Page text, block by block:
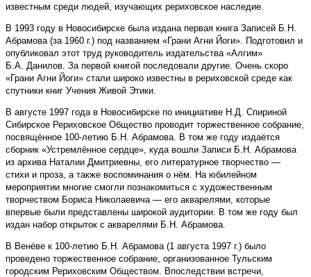
известным среди людей, изучающих рериховское наследие.
В 1993 году в Новосибирске была издана первая книга Записей Б.Н.
Абрамова (за 1960 г.) под названием «Грани Агни Йоги». Подготовил и
опубликовал этот труд руководитель издательства «Алгим»
Б.А. Данилов. За первой книгой последовали другие. Очень скоро
«Грани Агни Йоги» стали широко известны в рериховской среде как
спутники книг Учения Живой Этики.
В августе 1997 года в Новосибирске по инициативе Н.Д. Спириной
Сибирское Рериховское Общество проводит торжественное собрание,
посвящённое 100-летию Б.Н. Абрамова. В том же году издаётся
сборник «Устремлённое сердце», куда вошли Записи Б.Н. Абрамова
из архива Наталии Дмитриевны, его литературное творчество —
стихи и проза, а также воспоминания о нём. На юбилейном
мероприятии многие смогли познакомиться с художественным
творчеством Бориса Николаевича — его акварелями, которые
впервые были представлены широкой аудитории. В том же году был
издан набор открыток с акварелями Б.Н. Абрамова.
В Венёве к 100-летию Б.Н. Абрамова (1 августа 1997 г.) было
проведено торжественное собрание, организованное Тульским
городским Рериховским Обществом. Впоследствии встречи,